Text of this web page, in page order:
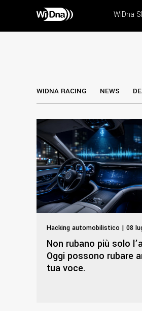
WiDna
WIDNA RACING NEWS
Hacking automobilistico | 08
Non rubano più solo
Oggi possono rubare
tua voce.